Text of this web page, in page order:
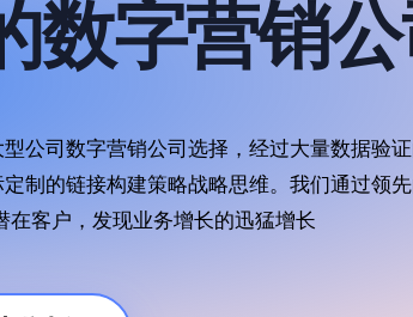
数字营销公
公司数字营销公司选择，经过大量数据验
制的链接构建策略战略思维。我们通过领
在客户，发现业务增长的迅猛增长